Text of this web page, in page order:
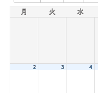
月 火 水
2 3 4